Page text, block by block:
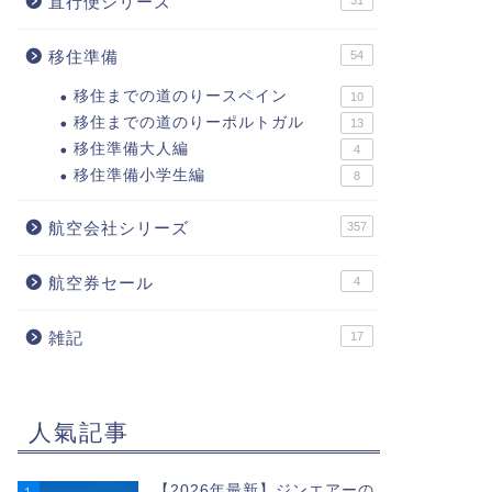
移住準備 54
移住までの道のりースペイン 10
移住までの道のりーポルトガル 13
移住準備大人編 4
移住準備小学生編 8
航空会社シリーズ 357
航空券セール 4
雑記 17
人氣記事